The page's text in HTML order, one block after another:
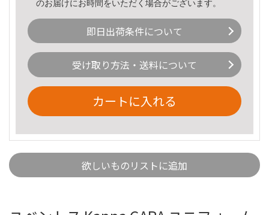
のお届けにお時間をいただく場合がございます。
即日出荷条件について
受け取り方法・送料について
カートに入れる
欲しいものリストに追加